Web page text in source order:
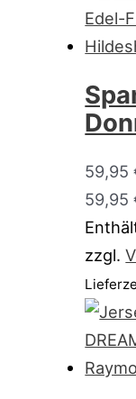
59,95
59,95
zzgl.